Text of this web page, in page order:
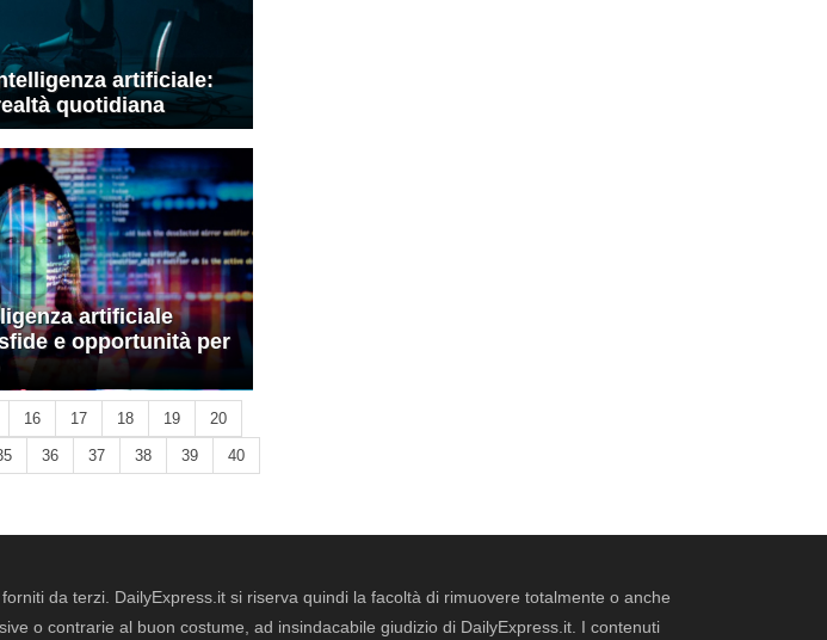
artificiale:
quotidiana
artificiale
e opportunità per
16 17 18 19 20
36 37 38 39 40
da terzi. DailyExpress.it si riserva quindi la facoltà di rimuovere totalmente o anche
o contrarie al buon costume, ad insindacabile giudizio di DailyExpress.it. I contenuti